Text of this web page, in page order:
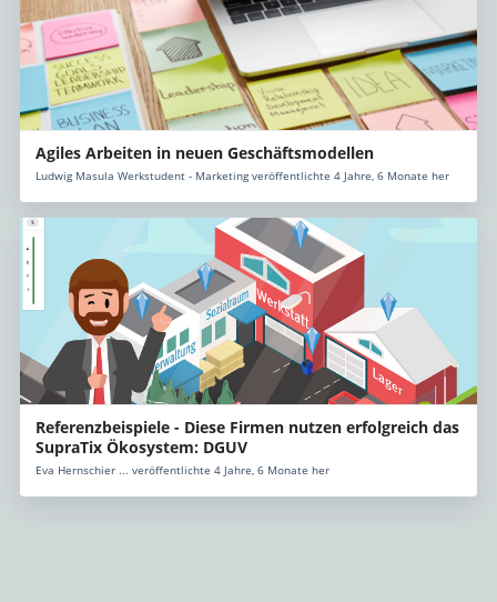
Agiles Arbeiten in neuen Geschäftsmodellen
Ludwig Masula Werkstudent - Marketing veröffentlichte 4 Jahre, 6 Monate her
Referenzbeispiele - Diese Firmen nutzen erfolgreich das
SupraTix Ökosystem: DGUV
Eva Hernschier ... veröffentlichte 4 Jahre, 6 Monate her